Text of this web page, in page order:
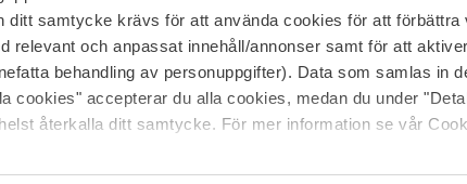
ditt samtycke krävs för att använda cookies för att förbättra
relevant och anpassat innehåll/annonser samt för att
behandling av personuppgifter). Data som samlas in
cookies" accepterar du alla cookies, medan du under
återkalla ditt samtycke. För mer information se vår
The Beauty Edit
Jobb hos oss
Samarbeidspartner
Spor
Retur og
Blush har blitt
Nordicfeel